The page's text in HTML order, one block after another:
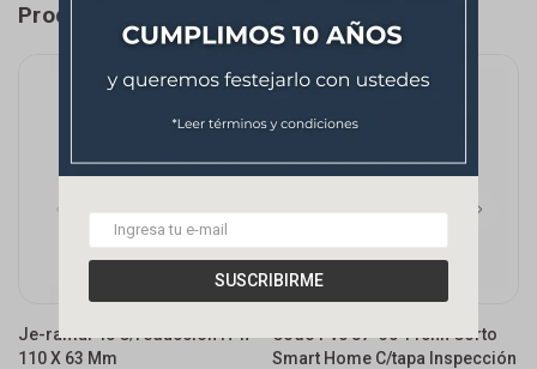
SUSCRIBIRME
Productos que te pueden interesar
Je-ramal 45 C/reducción H-h
110 X 63 Mm
Codo Pvc 87º30 110hh Corto
Smart Home C/tapa Inspección